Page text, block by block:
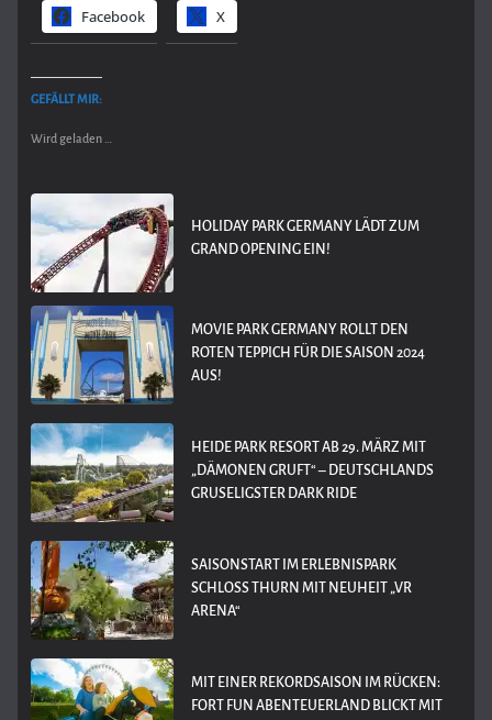
Facebook X
GEFÄLLT MIR:
Wird geladen …
HOLIDAY PARK GERMANY LÄDT ZUM
GRAND OPENING EIN!
MOVIE PARK GERMANY ROLLT DEN
ROTEN TEPPICH FÜR DIE SAISON 2024
AUS!
HEIDE PARK RESORT AB 29. MÄRZ MIT
„DÄMONEN GRUFT“ – DEUTSCHLANDS
GRUSELIGSTER DARK RIDE
SAISONSTART IM ERLEBNISPARK
SCHLOSS THURN MIT NEUHEIT „VR
ARENA“
MIT EINER REKORDSAISON IM RÜCKEN:
FORT FUN ABENTEUERLAND BLICKT MIT